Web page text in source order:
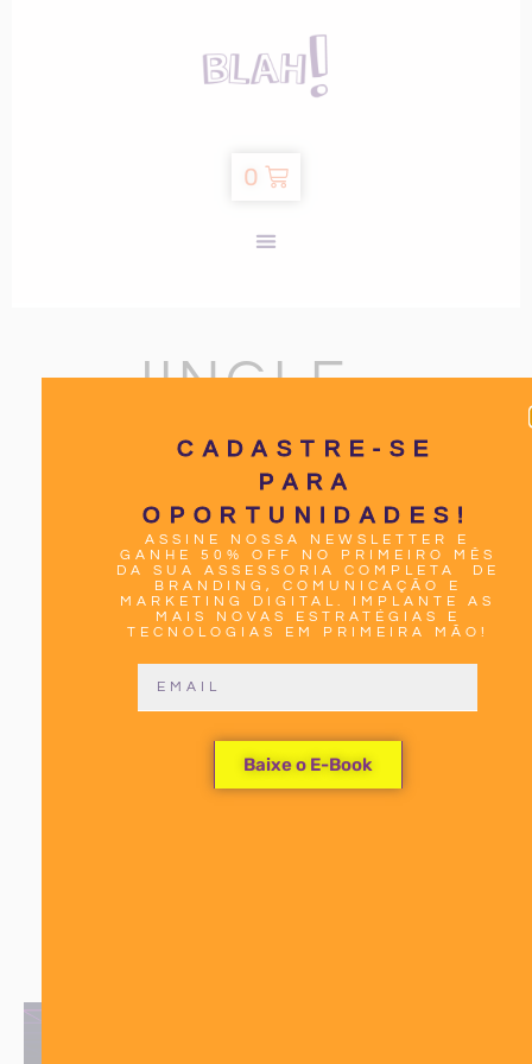
0
JINGLE –
IDEIASBLAH:
O SEGREDO
ENCANTADOR
PARA
IMPULSIONAR
SUAS
CADASTRE-SE
PARA
OPORTUNIDADES!
ASSINE NOSSA NEWSLETTER E
GANHE 50% OFF NO PRIMEIRO MÊS
DA SUA ASSESSORIA COMPLETA DE
BRANDING, COMUNICAÇÃO E
MARKETING DIGITAL. IMPLANTE AS
MAIS NOVAS ESTRATÉGIAS E
TECNOLOGIAS EM PRIMEIRA MÃO!
Baixe o E-Book